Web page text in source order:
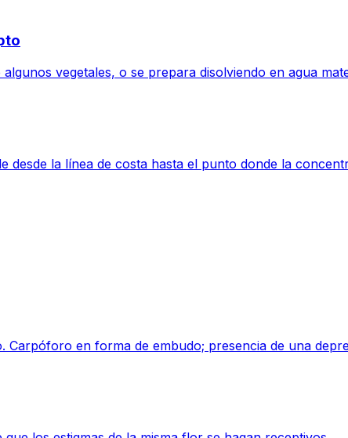
vegetales, o se prepara disolviendo en agua
desde la línea de costa hasta el punto donde la
en forma de embudo; presencia de una